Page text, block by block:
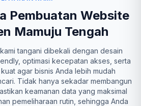
Pembuatan Website
Mamuju Tengah
tangani dibekali dengan desain
optimasi kecepatan akses, serta
agar bisnis Anda lebih mudah
Tidak hanya sekadar membangun
keamanan data yang maksimal
pemeliharaan rutin, sehingga Anda